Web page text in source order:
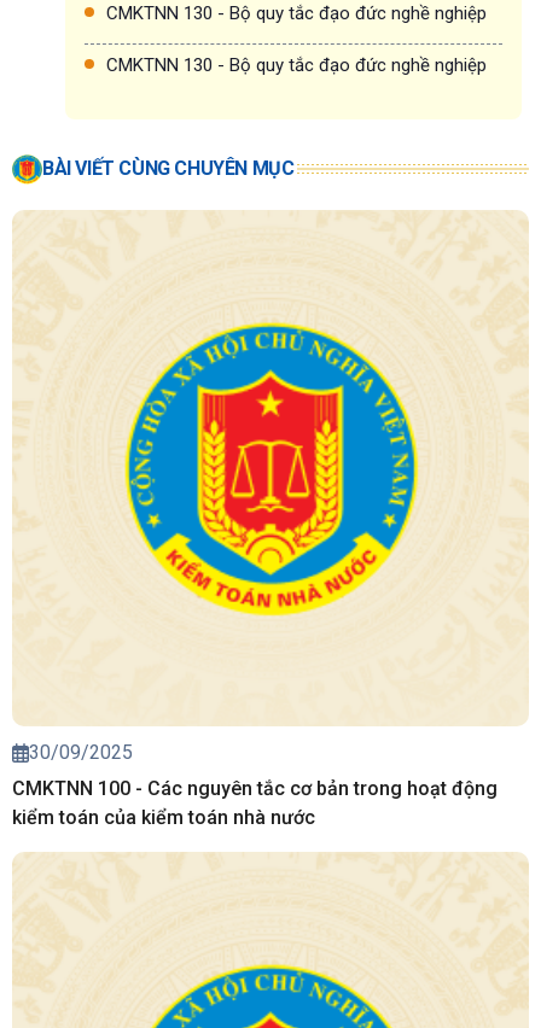
CMKTNN 130 - Bộ quy tắc đạo đức nghề nghiệp
CMKTNN 130 - Bộ quy tắc đạo đức nghề nghiệp
BÀI VIẾT CÙNG CHUYÊN MỤC
30/09/2025
CMKTNN 100 - Các nguyên tắc cơ bản trong hoạt động
kiểm toán của kiểm toán nhà nước